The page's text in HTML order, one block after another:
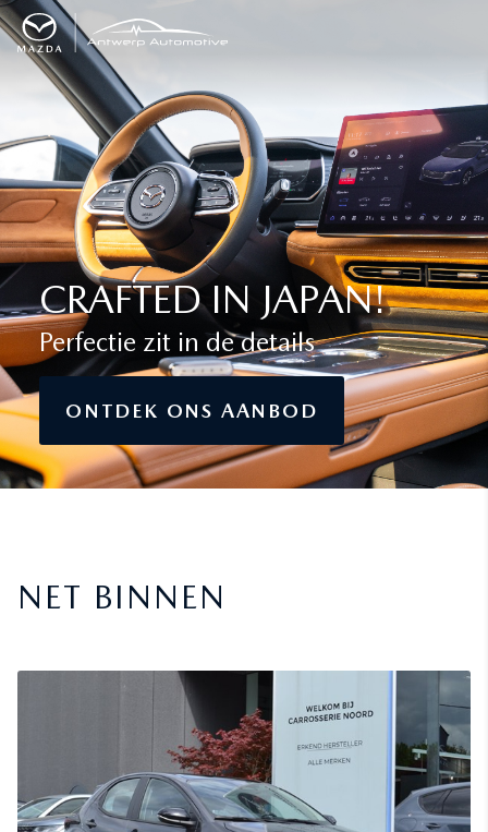
CRAFTED IN JAPAN!
Perfectie zit in de details
ONTDEK ONS AANBOD
NET BINNEN